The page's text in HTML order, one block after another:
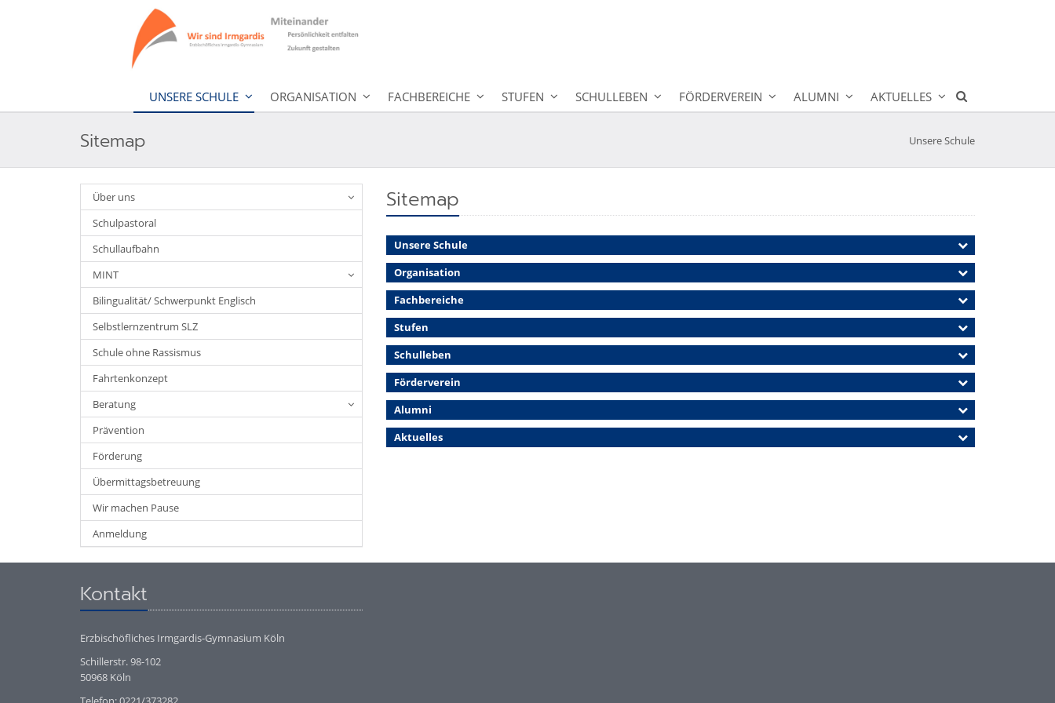
UNSERE SCHULE ORGANISATION FACHBEREICHE STUFEN SCHULLEBEN FÖRDERVEREIN ALUMNI AKTUELLES
Sitemap Unsere Schule
Über uns
Schulpastoral
Schullaufbahn
MINT
Bilingualität/ Schwerpunkt Englisch
Selbstlernzentrum SLZ
Schule ohne Rassismus
Fahrtenkonzept
Beratung
Prävention
Förderung
Übermittagsbetreuung
Wir machen Pause
Anmeldung
Sitemap
Unsere Schule
Organisation
Fachbereiche
Stufen
Schulleben
Förderverein
Alumni
Aktuelles
Kontakt
Erzbischöfliches Irmgardis-Gymnasium Köln
Schillerstr. 98-102
50968 Köln